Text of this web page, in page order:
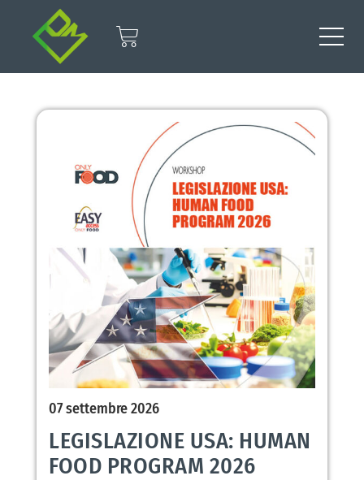
07 settembre 2026
LEGISLAZIONE USA: HUMAN
FOOD PROGRAM 2026